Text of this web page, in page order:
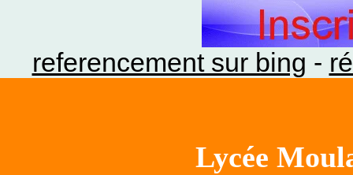
referencement sur bing -
Lycée